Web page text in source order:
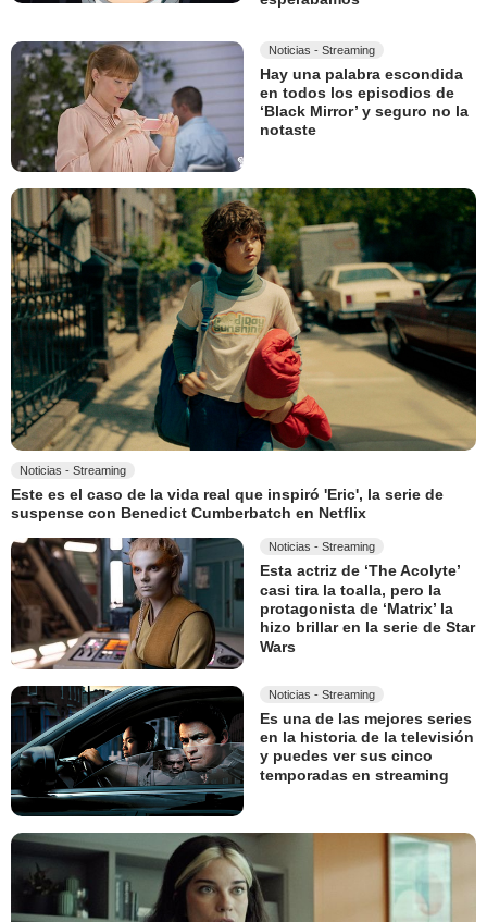
Noticias - Streaming
Hay una palabra escondida
en todos los episodios de
‘Black Mirror’ y seguro no la
notaste
Noticias - Streaming
Este es el caso de la vida real que inspiró 'Eric', la serie de
suspense con Benedict Cumberbatch en Netflix
Noticias - Streaming
Esta actriz de ‘The Acolyte’
casi tira la toalla, pero la
protagonista de ‘Matrix’ la
hizo brillar en la serie de Star
Wars
Noticias - Streaming
Es una de las mejores series
en la historia de la televisión
y puedes ver sus cinco
temporadas en streaming